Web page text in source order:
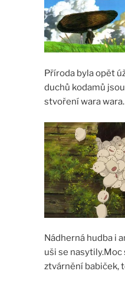
Příroda byla opět
duchů kodamů
stvoření wara wara.
Nádherná hudba i
uši se
ztvárnění babiček,